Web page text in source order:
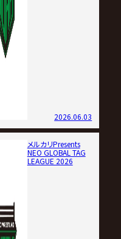
2026.06.03
メルカリPresents
NEO GLOBAL TAG
LEAGUE 2026